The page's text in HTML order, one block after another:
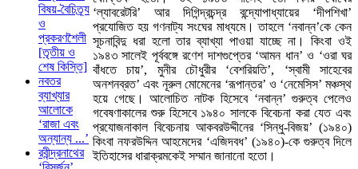
‘ল্যাবরেটরি’ আর দিগিন্দ্রচন্দ্র বন্দ্যোপাধ্যায়ের ‘দীপশিখা’
প্রযোজিত হয় গণনাট্য সংঘের মাধ্যমে। তাহলে ‘নবান্ন’কে কেন
সূচনাবিন্দু ধরা হলো তার ব্যাখ্যা পাওয়া যাচ্ছে না। কিংবা ওই
১৯৪৩ সালেই পূর্ববঙ্গে রণেশ দাশগুপ্তের ‘আমন ধান’ ও ‘ওরা ঘর
বাঁধতে চায়’, মুনীর চৌধুরীর ‘বেশরিয়তি’, ‘স্বামী সাহেবের
অনশনব্রত’ এবং নূরুল মোমেনের ‘রূপান্তর’ ও ‘নেমেসিস’ মঞ্চস্থ
হয়ে গেছে। আলোচিত নাটক হিসেবে ‘নবান্ন’ গুরুত্ব পেলেও
গবেষণাকালের শুরু হিসেবে ১৯৪০ সালকে বিবেচনা করা যেত এবং
প্রযোজনাকাল বিবেচনায় আকবরউদ্দীনের ‘সিন্ধু-বিজয়’ (১৯৪০)
কিংবা নফরউদ্দিন আহমেদের ‘এজিদবধ’ (১৯৪০)-কে গুরুত্ব দিলে
ইতিহাসের ধারাক্রমকেই সম্মান জানানো হতো।
বিষয়-বৈচিত্র্য
ও
প্রকরণশৈলী
[তৃতীয় ও
শেষ কিস্তি]
নবতর
ব্যাখ্যার
আলোকে
‘রাজা এবং
অন্যান্য ...’
রবীন্দ্রনাথের